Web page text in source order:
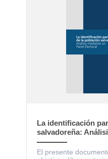
La identificación
salvadoreña:
Electoral
El presente